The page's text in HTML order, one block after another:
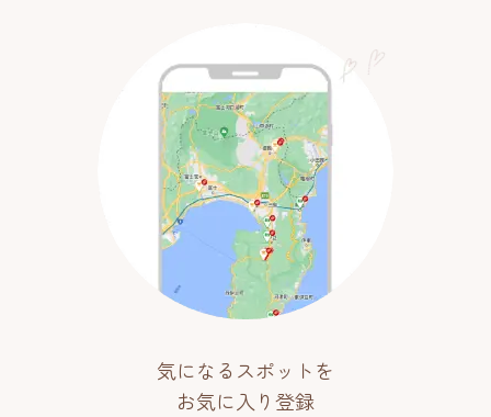
気になるスポットを
お気に入り登録